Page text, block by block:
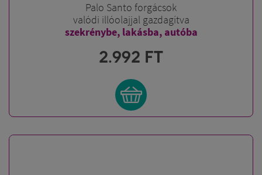
Palo Santo forgácsok
valódi illóolajjal gazdagítva
szekrénybe, lakásba, autóba
2.992 FT